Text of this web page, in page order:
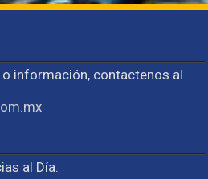
información, contactenos al
al Día.